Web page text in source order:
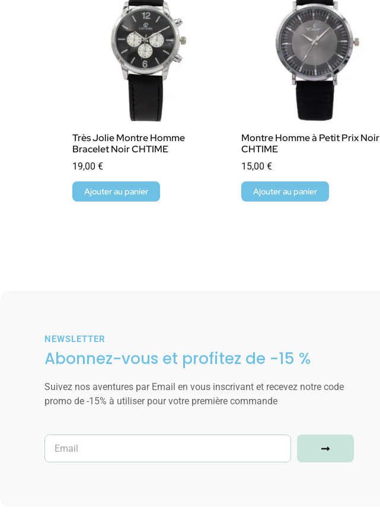
Très Jolie Montre Homme
Bracelet Noir CHTIME
19,00 €
Ajouter au panier
Montre Homme à Petit Prix Noir
CHTIME
15,00 €
Ajouter au panier
NEWSLETTER
Abonnez-vous et profitez de -15 %
Suivez nos aventures par Email en vous inscrivant et recevez notre code
promo de -15% à utiliser pour votre première commande